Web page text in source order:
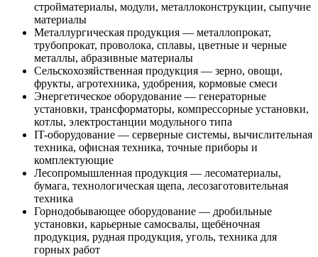
стройматериалы, модули, металлоконструкции, сыпучие
материалы
Металлургическая продукция — металлопрокат,
трубопрокат, проволока, сплавы, цветные и черные
металлы, абразивные материалы
Сельскохозяйственная продукция — зерно, овощи,
фрукты, агротехника, удобрения, кормовые смеси
Энергетическое оборудование — генераторные
установки, трансформаторы, компрессорные установки,
котлы, электростанции модульного типа
IT-оборудование — серверные системы, вычислительная
техника, офисная техника, точные приборы и
комплектующие
Лесопромышленная продукция — лесоматериалы,
бумага, технологическая щепа, лесозаготовительная
техника
Горнодобывающее оборудование — дробильные
установки, карьерные самосвалы, щебёночная
продукция, рудная продукция, уголь, техника для
горных работ